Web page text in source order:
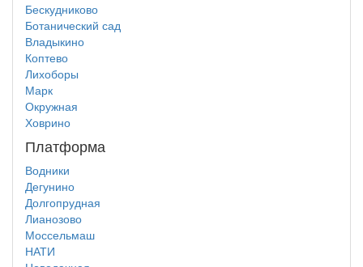
Бескудниково
Ботанический сад
Владыкино
Коптево
Лихоборы
Марк
Окружная
Ховрино
Платформа
Водники
Дегунино
Долгопрудная
Лианозово
Моссельмаш
НАТИ